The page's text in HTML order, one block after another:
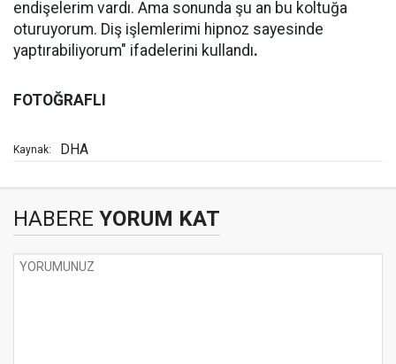
endişelerim vardı. Ama sonunda şu an bu koltuğa
oturuyorum. Diş işlemlerimi hipnoz sayesinde
yaptırabiliyorum" ifadelerini kullandı.
FOTOĞRAFLI
Kaynak: DHA
HABERE YORUM KAT